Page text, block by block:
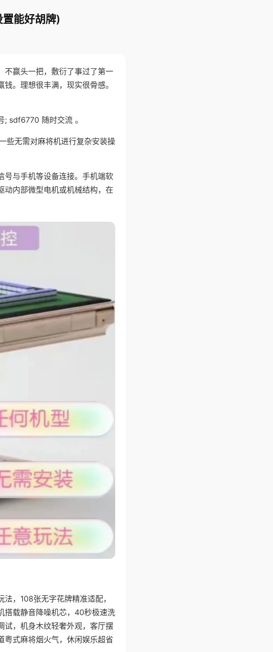
能好胡牌)
不赢头一把，敷衍了事过了第一
。理想很丰满，现实很骨感。
; sdf6770 随时交流 。
些无需对麻将机进行复杂安装操
号与手机等设备连接。手机端软
动内部微型电机或机械结构，在
，108张无字花牌精准适配，
搭载静音降噪机芯，40秒极速洗
试，机身木纹轻奢外观，客厅摆
粤式麻将烟火气，休闲娱乐超省